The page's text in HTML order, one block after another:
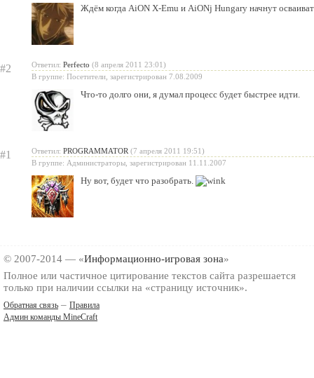
Ждём когда AiON X-Emu и AiONj Hungary начнут
#2 Ответил: Perfecto (8 апреля 2011 23:01)
В группе: Посетители, зарегистрирован 7.08.2009
Что-то долго они, я думал процесс будет быстрее идти.
#1 Ответил: PROGRAMMATOR (7 апреля 2011 19:51)
В группе: Администраторы, зарегистрирован 11.11.2007
Ну вот, будет что разобрать.
© 2007-2014 — «Информационно-игровая зона»
Полное или частичное цитирование текстов сайта разрешается
только при наличии ссылки на «страницу источник».
Обратная связь – Правила
Админ команды MineCraft